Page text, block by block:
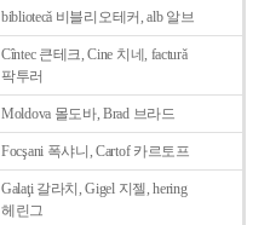
bibliotecǎ 비블리오테커, alb 알브
Cîntec 큰테크, Cine 치네, facturǎ
팍투러
Moldova 몰도바, Brad 브라드
Focşani 폭샤니, Cartof 카르토프
Galaţi 갈라치, Gigel 지젤, hering
헤린그